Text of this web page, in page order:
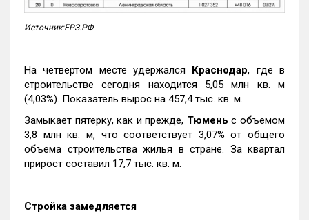
Источник:ЕРЗ.РФ
На четвертом месте удержался Краснодар, где в
строительстве сегодня находится 5,05 млн кв. м
(4,03%). Показатель вырос на 457,4 тыс. кв. м.
Замыкает пятерку, как и прежде, Тюмень с объемом
3,8 млн кв. м, что соответствует 3,07% от общего
объема строительства жилья в стране. За квартал
прирост составил 17,7 тыс. кв. м.
Стройка замедляется